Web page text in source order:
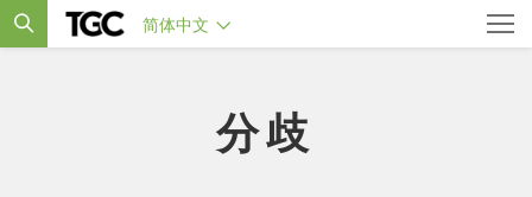
简体中文
分歧